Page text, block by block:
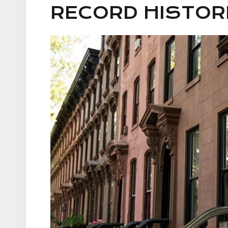
RECORD